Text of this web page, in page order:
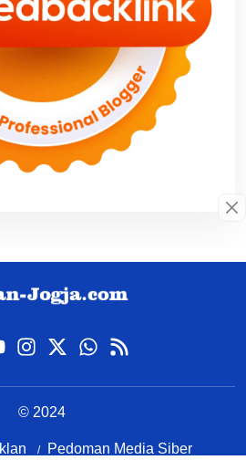
© 2024
Iklan Pedoman Media Siber